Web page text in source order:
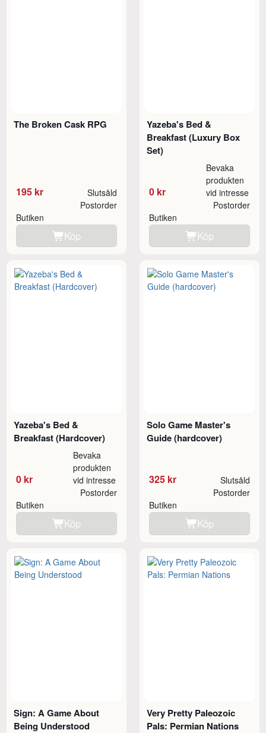
The Broken Cask RPG
195 kr Slutsåld
Butiken
Postorder
Köp
Yazeba's Bed &
Breakfast (Luxury Box
Set)
0 kr
Bevaka
produkten
vid intresse
Butiken
Postorder
Köp
Yazeba's Bed &
Breakfast (Hardcover)
0 kr
Bevaka
produkten
vid intresse
Butiken
Postorder
Köp
Solo Game Master's
Guide (hardcover)
325 kr Slutsåld
Butiken
Postorder
Köp
Sign: A Game About
Being Understood
Very Pretty Paleozoic
Pals: Permian Nations